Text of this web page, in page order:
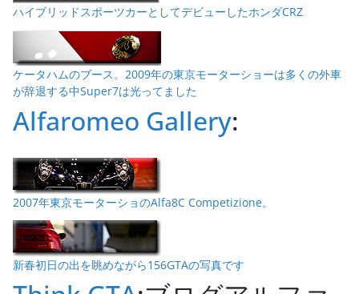
ハイブリッドスポーツカーとしてデビューしたホンダCRZ
ケータハムのブース。2009年の東京モーターショーは多くの外車
が辞退する中Super7は光ってました
Alfaromeo Gallery:
2007年東京モーターショのAlfa8C Competizione。
新春初日の出を眺めながら156GTAの写真です